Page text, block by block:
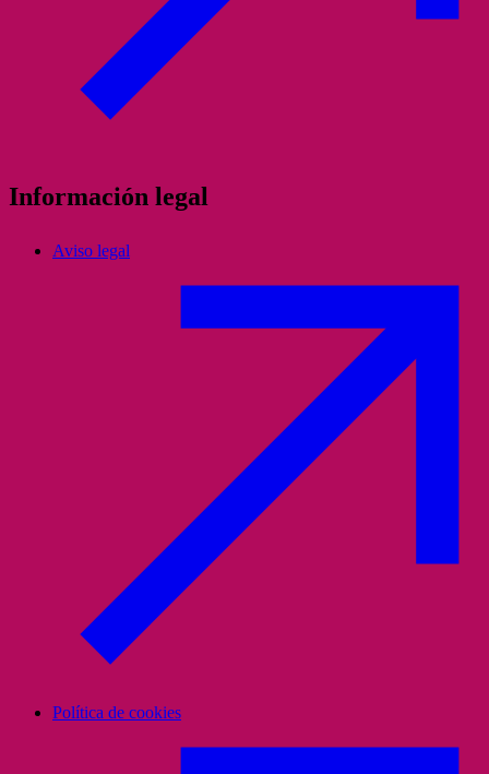
Información legal
Aviso legal
Política de cookies